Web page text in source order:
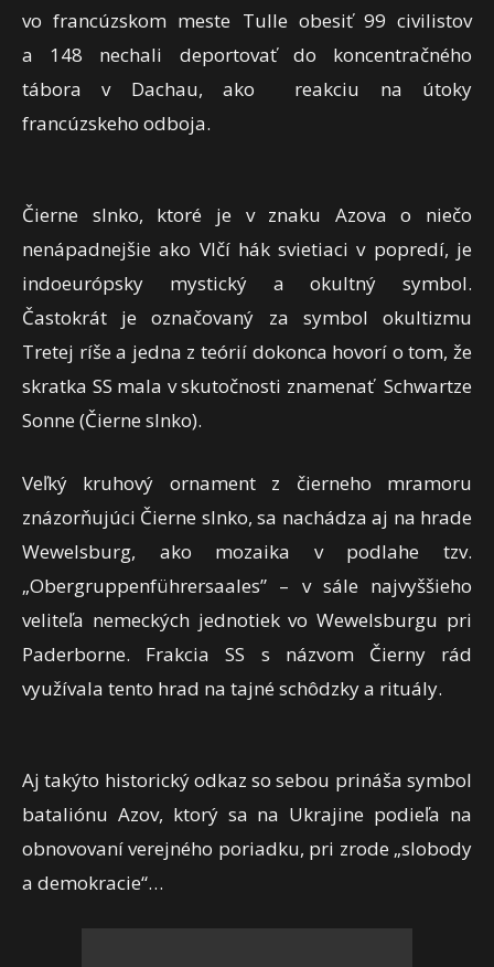
vo francúzskom meste Tulle obesiť 99 civilistov
a 148 nechali deportovať do koncentračného
tábora v Dachau, ako reakciu na útoky
francúzskeho odboja.
Čierne slnko, ktoré je v znaku Azova o niečo
nenápadnejšie ako Vlčí hák svietiaci v popredí, je
indoeurópsky mystický a okultný symbol.
Častokrát je označovaný za symbol okultizmu
Tretej ríše a jedna z teórií dokonca hovorí o tom, že
skratka SS mala v skutočnosti znamenať Schwartze
Sonne (Čierne slnko).
Veľký kruhový ornament z čierneho mramoru
znázorňujúci Čierne slnko, sa nachádza aj na hrade
Wewelsburg, ako mozaika v podlahe tzv.
„Obergruppenführersaales” – v sále najvyššieho
veliteľa nemeckých jednotiek vo Wewelsburgu pri
Paderborne. Frakcia SS s názvom Čierny rád
využívala tento hrad na tajné schôdzky a rituály.
Aj takýto historický odkaz so sebou prináša symbol
bataliónu Azov, ktorý sa na Ukrajine podieľa na
obnovovaní verejného poriadku, pri zrode „slobody
a demokracie“…